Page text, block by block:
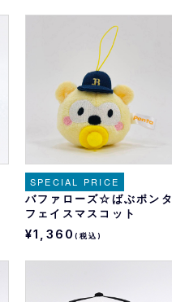
SPECIAL PRICE
バファローズ☆ばぶポンタ
フェイスマスコット
¥1,360(税込)